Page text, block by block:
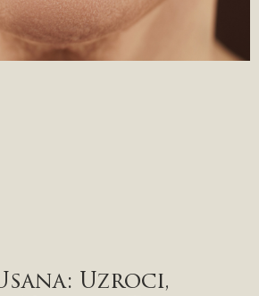
Uzroci,